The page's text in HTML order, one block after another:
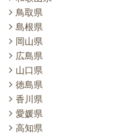
鳥取県
島根県
岡山県
広島県
山口県
徳島県
香川県
愛媛県
高知県